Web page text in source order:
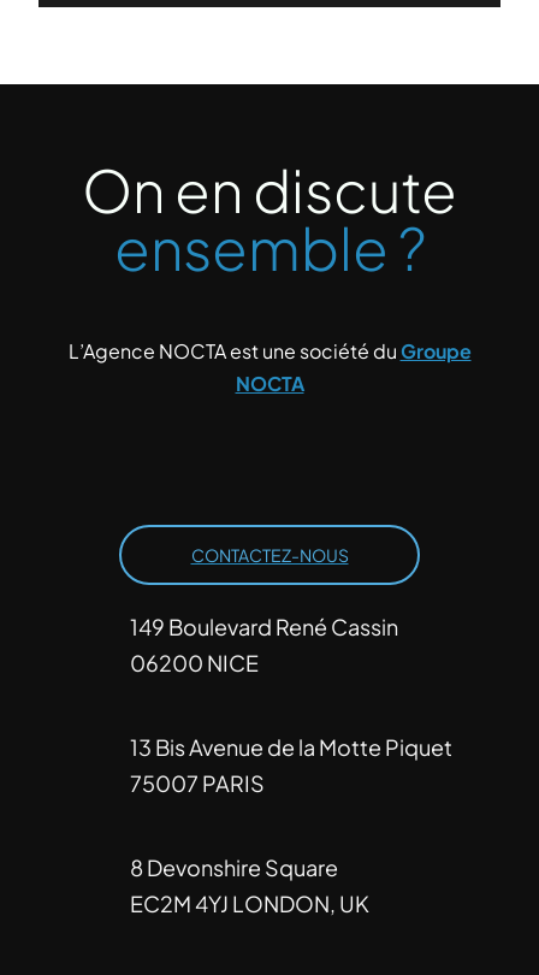
On en discute
ensemble ?
CONTACTEZ-NOUS
L’Agence NOCTA est une société duGroupe
NOCTA
149 Boulevard René Cassin
06200 NICE
13 Bis Avenue de la Motte Piquet
75007 PARIS
8 Devonshire Square
EC2M 4YJ LONDON, UK